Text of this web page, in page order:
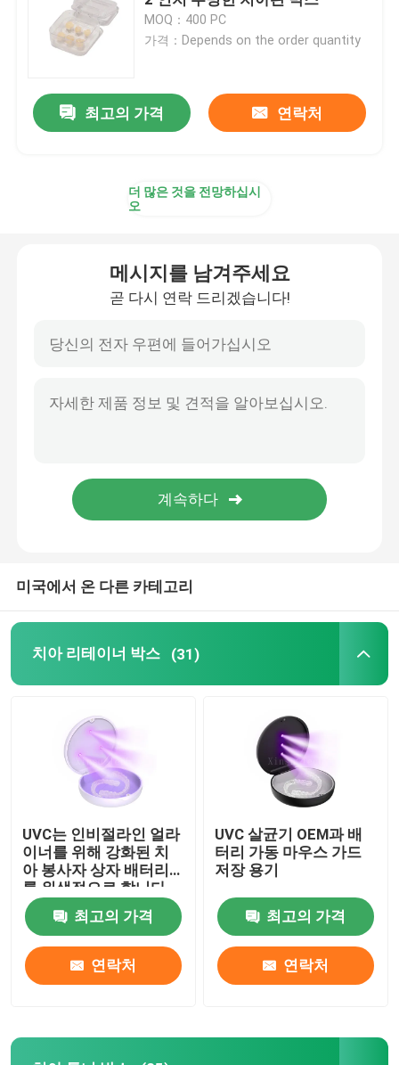
치아 실험실 교합기
직교 벽개면이 있는 연결선 제휴
치아 입 오프너
치과 인상 트레이
침 이젝터 부분
MOQ：400 PC
가격：Depends on the order quantity
최고의 가격 연락처
더 많은 것을 전망하십시
오
메시지를 남겨주세요
곧 다시 연락 드리겠습니다!
미국에서 온 다른 카테고리
치아 리테이너 박스 (31)
UVC는 인비절라인 얼라
이너를 위해 강화된 치
아 봉사자 상자 배터리
를 위생적으로 합니다
최고의 가격
연락처
UVC 살균기 OEM과 배
터리 가동 마우스 가드
저장 용기
최고의 가격
연락처